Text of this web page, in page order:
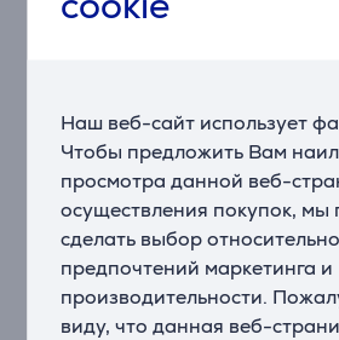
Наш веб-сайт использует
Чтобы предложить Вам
просмотра данной веб-
осуществления покупок, мы
сделать выбор относительно
предпочтений маркетинга и
производительности.
виду, что данная веб-
фильтром для очистки воздуха,
защищает кухню от запахов и
БУСТЕР
Готовка без запахов. Эта
оснащена режимом "Бустер",
безупречную фильтрацию
запахов и жира.